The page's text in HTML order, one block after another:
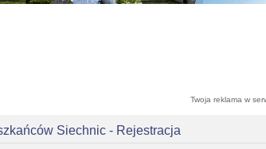
Twoja reklama w
Siechnic - Rejestracja